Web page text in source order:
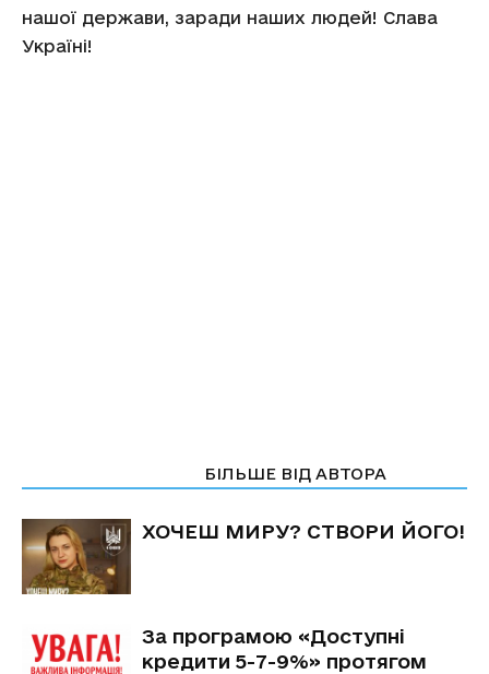
нашої держави, заради наших людей! Слава
Україні!
БІЛЬШЕ ВІД АВТОРА
ХОЧЕШ МИРУ? СТВОРИ ЙОГО!
За програмою «Доступні
кредити 5-7-9%» протягом